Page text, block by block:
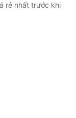
rẻ nhất trước khi